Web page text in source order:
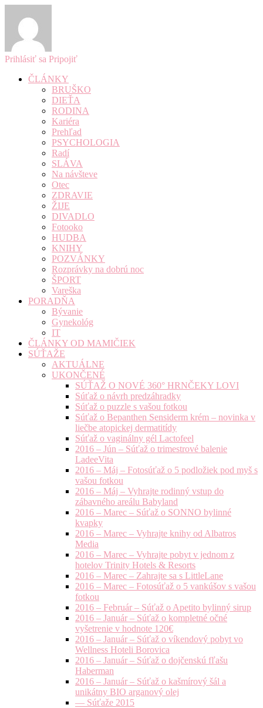
Prihlásiť sa Pripojiť
ČLÁNKY
BRUŠKO
DIEŤA
RODINA
Kariéra
Prehľad
PSYCHOLOGIA
Radí
SLÁVA
Na návšteve
Otec
ZDRAVIE
ŽIJE
DIVADLO
Fotooko
HUDBA
KNIHY
POZVÁNKY
Rozprávky na dobrú noc
ŠPORT
Vareška
PORADŇA
Bývanie
Gynekológ
IT
ČLÁNKY OD MAMIČIEK
SÚŤAŽE
AKTUÁLNE
UKONČENÉ
SÚŤAŽ O NOVÉ 360° HRNČEKY LOVI
Súťaž o návrh predzáhradky
Súťaž o puzzle s vašou fotkou
Súťaž o Bepanthen Sensiderm krém – novinka v
liečbe atopickej dermatitídy
Súťaž o vaginálny gél Lactofeel
2016 – Jún – Súťaž o trimestrové balenie
LadeeVita
2016 – Máj – Fotosúťaž o 5 podložiek pod myš s
vašou fotkou
2016 – Máj – Vyhrajte rodinný vstup do
zábavného areálu Babyland
2016 – Marec – Súťaž o SONNO bylinné
kvapky
2016 – Marec – Vyhrajte knihy od Albatros
Media
2016 – Marec – Vyhrajte pobyt v jednom z
hotelov Trinity Hotels & Resorts
2016 – Marec – Zahrajte sa s LittleLane
2016 – Marec – Fotosúťaž o 5 vankúšov s vašou
fotkou
2016 – Február – Súťaž o Apetito bylinný sirup
2016 – Január – Súťaž o kompletné očné
vyšetrenie v hodnote 120€
2016 – Január – Súťaž o víkendový pobyt vo
Wellness Hoteli Borovica
2016 – Január – Súťaž o dojčenskú fľašu
Haberman
2016 – Január – Súťaž o kašmírový šál a
unikátny BIO arganový olej
— Súťaže 2015